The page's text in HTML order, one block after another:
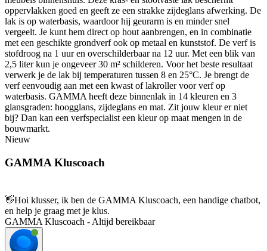
oppervlakken goed en geeft ze een strakke zijdeglans afwerking. De
lak is op waterbasis, waardoor hij geurarm is en minder snel
vergeelt. Je kunt hem direct op hout aanbrengen, en in combinatie
met een geschikte grondverf ook op metaal en kunststof. De verf is
stofdroog na 1 uur en overschilderbaar na 12 uur. Met een blik van
2,5 liter kun je ongeveer 30 m² schilderen. Voor het beste resultaat
verwerk je de lak bij temperaturen tussen 8 en 25°C. Je brengt de
verf eenvoudig aan met een kwast of lakroller voor verf op
waterbasis. GAMMA heeft deze binnenlak in 14 kleuren en 3
glansgraden: hoogglans, zijdeglans en mat. Zit jouw kleur er niet
bij? Dan kan een verfspecialist een kleur op maat mengen in de
bouwmarkt.
Nieuw
GAMMA Kluscoach
👋Hoi klusser, ik ben de GAMMA Kluscoach, een handige chatbot,
en help je graag met je klus.
GAMMA Kluscoach - Altijd bereikbaar